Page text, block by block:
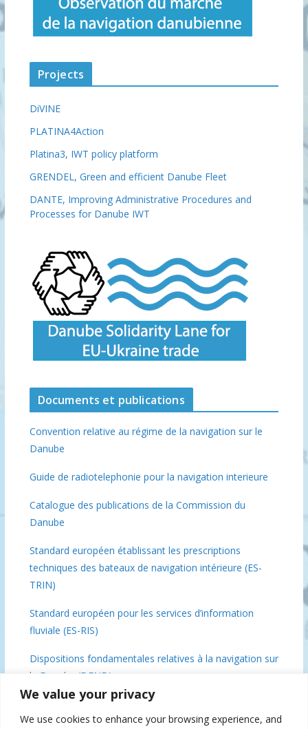
We value your privacy
We use cookies to enhance your browsing experience, and
Projects
DiVINE
PLATINA4Action
Platina3, IWT policy platform
GRENDEL, Green and efficient Danube Fleet
DANTE, Improving Administrative Procedures and
Processes for Danube IWT
Documents et publications
Convention relative au régime de la navigation sur le
Danube
Guide de radiotelephonie pour la navigation interieure
Catalogue des publications de la Commission du
Danube
Standard européen établissant les prescriptions
techniques des bateaux de navigation intérieure (ES-
TRIN)
Standard européen pour les services d’information
fluviale (ES-RIS)
Dispositions fondamentales relatives à la navigation sur
le Danube (DFND)
Conclusions de la réunion des ministres du Danube, 3
décembre 2018 Bruxelles